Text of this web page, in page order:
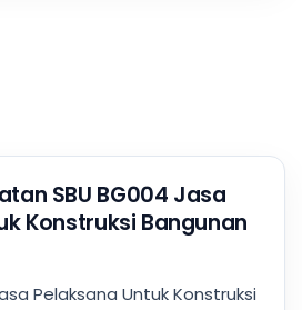
SBU BG004 Jasa
Konstruksi Bangunan
Pelaksana Untuk Konstruksi